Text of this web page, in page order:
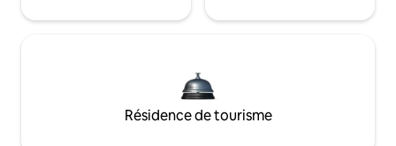
Résidence de tourisme